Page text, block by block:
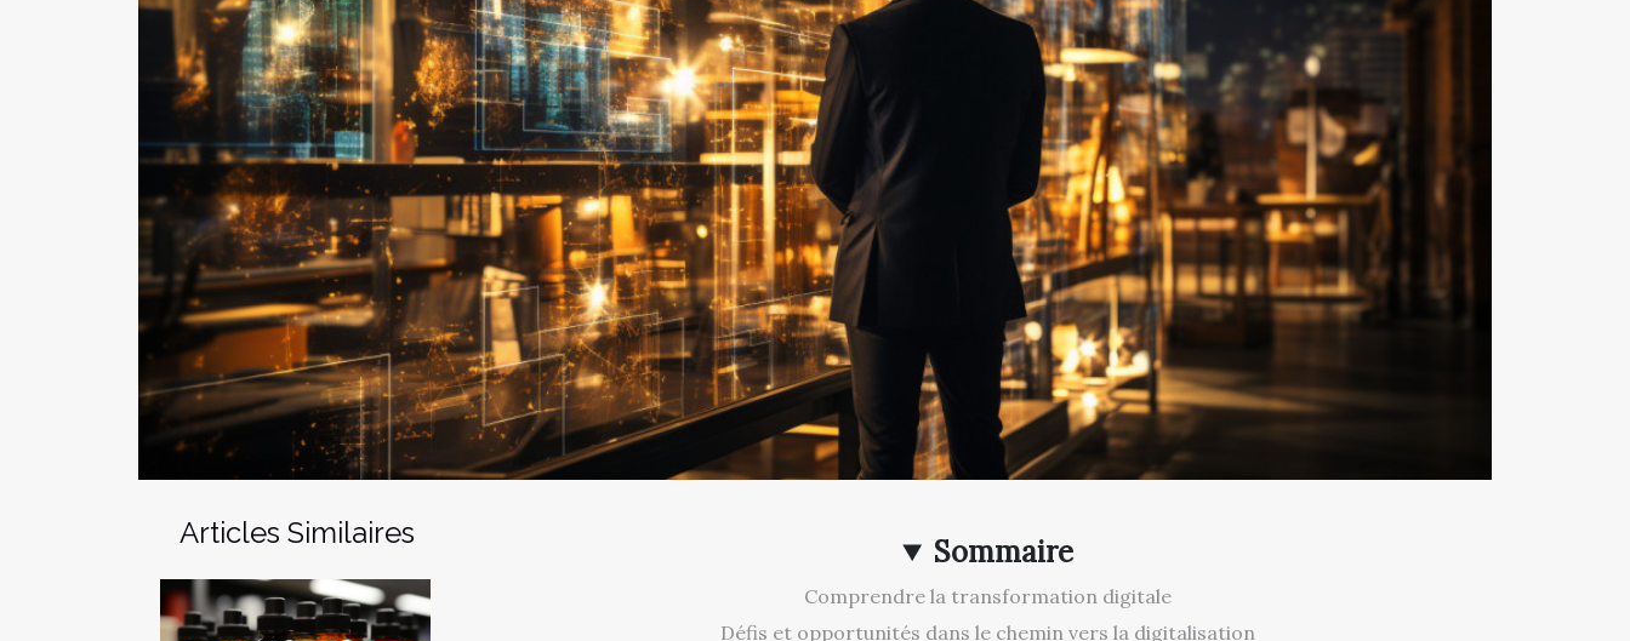
Articles Similaires
Sommaire
Comprendre la transformation digitale
Défis et opportunités dans le chemin vers la digitalisation